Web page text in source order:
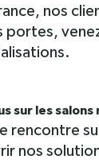
nos
portes,
sur les salons
rencontre
nos